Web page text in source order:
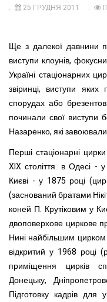
25 ГРУДНЯ 2011
Ще з далекої давнини
виступи клоунів,
Україні стаціонарних
звіринці, виступи
спорудах або
починали свої виступи
Назаренко, які завоювали
Перші стаціонарні
XIX століття: в Одесі -
Києві - у 1875 році
(заснований братами
коней П. Крутіковим у
двоповерхове циркове
Нині найбільшим цирком
відкритий у 1968 році
приміщення цирків
Донецьку,
Підготовку кадрів для